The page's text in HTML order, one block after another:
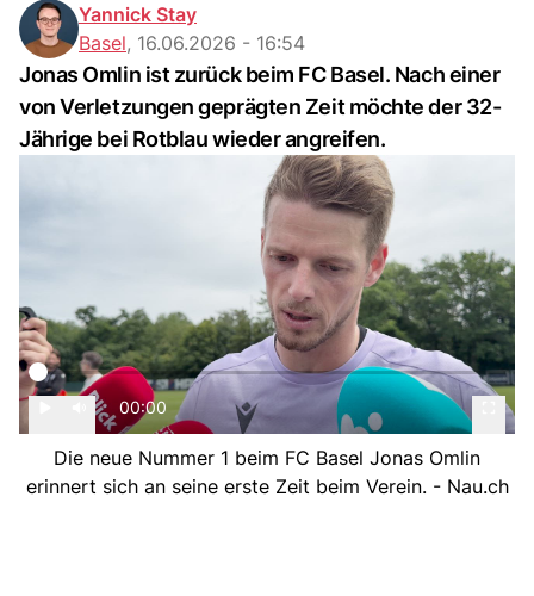
Yannick Stay
Basel, 16.06.2026 - 16:54
Jonas Omlin ist zurück beim FC Basel. Nach einer
von Verletzungen geprägten Zeit möchte der 32-
Jährige bei Rotblau wieder angreifen.
00:00
Die neue Nummer 1 beim FC Basel Jonas Omlin
erinnert sich an seine erste Zeit beim Verein. - Nau.ch